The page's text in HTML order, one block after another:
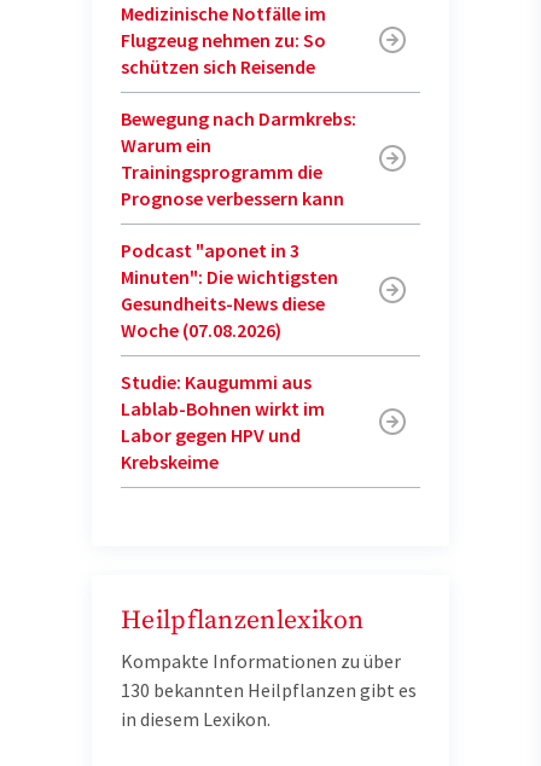
Medizinische Notfälle im
Flugzeug nehmen zu: So
schützen sich Reisende
Bewegung nach Darmkrebs:
Warum ein
Trainingsprogramm die
Prognose verbessern kann
Podcast "aponet in 3
Minuten": Die wichtigsten
Gesundheits-News diese
Woche (07.08.2026)
Studie: Kaugummi aus
Lablab-Bohnen wirkt im
Labor gegen HPV und
Krebskeime
Heilpflanzenlexikon
Kompakte Informationen zu über
130 bekannten Heilpflanzen gibt es
in diesem Lexikon.